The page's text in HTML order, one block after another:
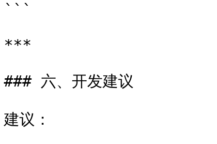
```
***
### 六、开发建议
建议：